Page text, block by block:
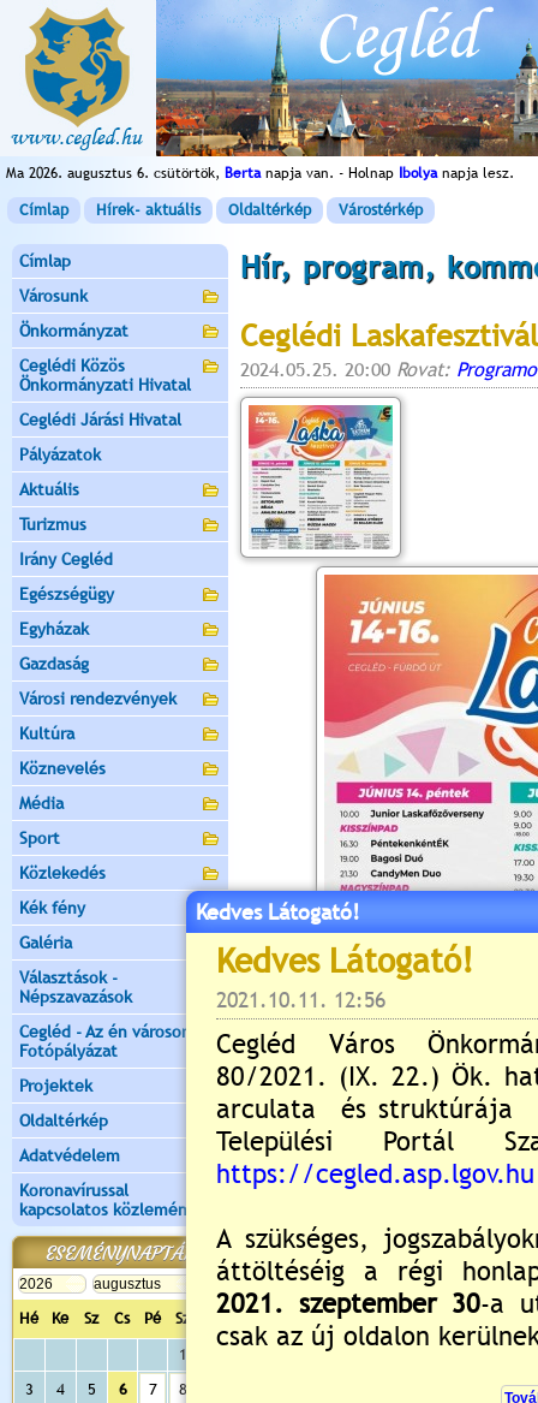
Ma 2026. augusztus 6. csütörtök, Bertanapja van. - Holnap Ibolyanapja lesz.
Címlap Hírek- aktuális Oldaltérkép Várostérkép
Címlap
Városunk
Önkormányzat
Ceglédi Közös
Önkormányzati Hivatal
Ceglédi Járási Hivatal
Pályázatok
Aktuális
Turizmus
Irány Cegléd
Egészségügy
Egyházak
Gazdaság
Városi rendezvények
Kultúra
Köznevelés
Média
Sport
Közlekedés
Kék fény
Galéria
Választások -
Népszavazások
Cegléd - Az én városom -
Fotópályázat
Projektek
Oldaltérkép
Adatvédelem
Koronavírussal
kapcsolatos közlemények
ESEMÉNYNAPTÁR
Hé Ke Sz Cs Pé Sz
Va
1
3
4 5 6 7 8
Hír, program,
Ceglédi
2024.05.25. 20:00 Rovat:
Kedves Látogató!